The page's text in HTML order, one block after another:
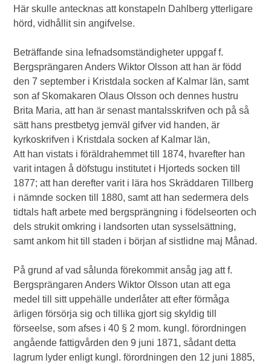
Här skulle antecknas att konstapeln Dahlberg ytterligare
hörd, vidhållit sin angifvelse.
Beträffande sina lefnadsomständigheter uppgaf f.
Bergsprängaren Anders Wiktor Olsson att han är född
den 7 september i Kristdala socken af Kalmar län, samt
son af Skomakaren Olaus Olsson och dennes hustru
Brita Maria, att han är senast mantalsskrifven och på så
sätt hans prestbetyg jemväl gifver vid handen, är
kyrkoskrifven i Kristdala socken af Kalmar län,
Att han vistats i föräldrahemmet till 1874, hvarefter han
varit intagen å döfstugu institutet i Hjorteds socken till
1877; att han derefter varit i lära hos Skräddaren Tillberg
i nämnde socken till 1880, samt att han sedermera dels
tidtals haft arbete med bergsprängning i födelseorten och
dels strukit omkring i landsorten utan sysselsättning,
samt ankom hit till staden i början af sistlidne maj Månad.
På grund af vad sålunda förekommit ansåg jag att f.
Bergsprängaren Anders Wiktor Olsson utan att ega
medel till sitt uppehälle underlåter att efter förmåga
ärligen försörja sig och tillika gjort sig skyldig till
förseelse, som afses i 40 § 2 mom. kungl. förordningen
angående fattigvården den 9 juni 1871, sådant detta
lagrum lyder enligt kungl. förordningen den 12 juni 1885,